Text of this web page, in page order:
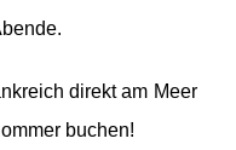
direkt am Meer
buchen!